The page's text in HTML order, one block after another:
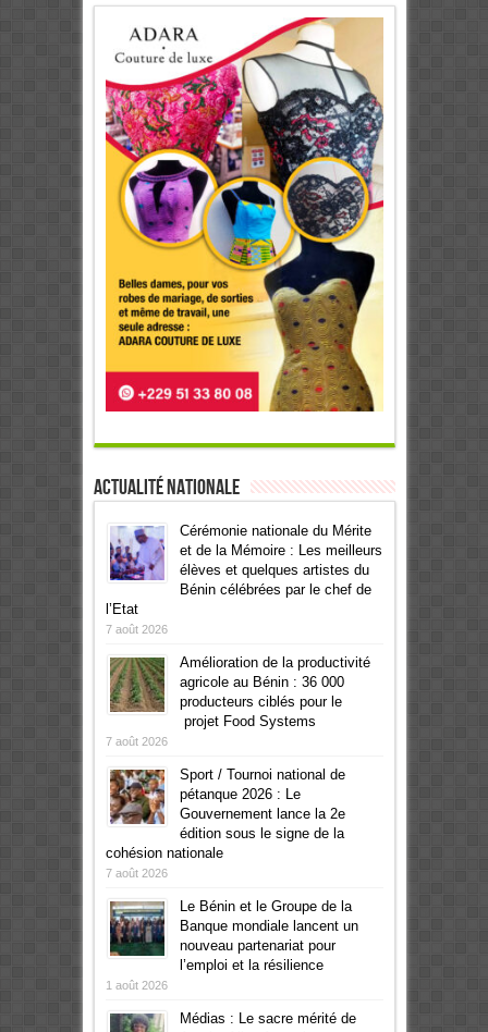
Actualité Nationale
Cérémonie nationale du Mérite
et de la Mémoire : Les meilleurs
élèves et quelques artistes du
Bénin célébrées par le chef de
l’Etat
7 août 2026
Amélioration de la productivité
agricole au Bénin : 36 000
producteurs ciblés pour le
projet Food Systems
7 août 2026
Sport / Tournoi national de
pétanque 2026 : Le
Gouvernement lance la 2e
édition sous le signe de la
cohésion nationale
7 août 2026
Le Bénin et le Groupe de la
Banque mondiale lancent un
nouveau partenariat pour
l’emploi et la résilience
1 août 2026
Médias : Le sacre mérité de